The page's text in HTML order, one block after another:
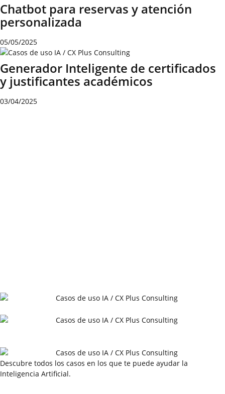
Chatbot para reservas y atención
personalizada
05/05/2025
Generador Inteligente de certificados
y justificantes académicos
03/04/2025
Descubre todos los casos en los que te puede ayudar la
Inteligencia Artificial.